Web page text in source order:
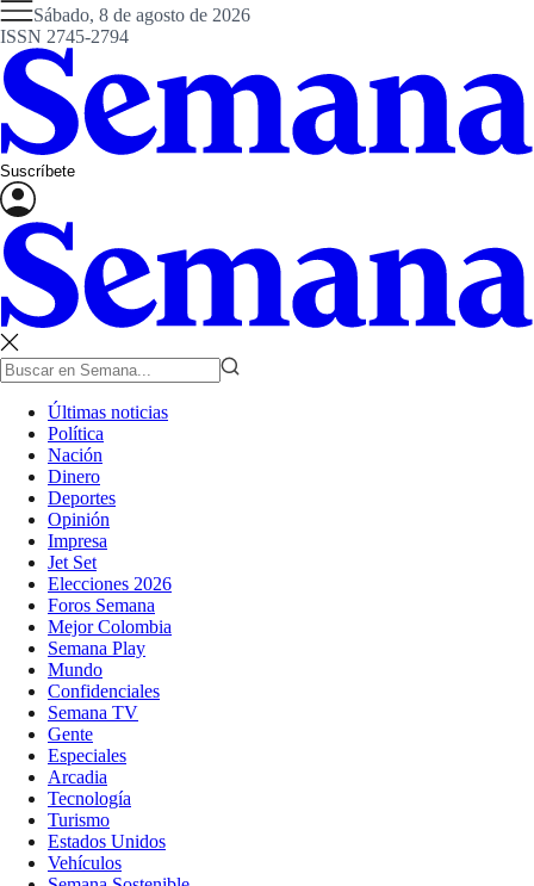
Sábado, 8 de agosto de 2026
ISSN 2745-2794
Suscríbete
Últimas noticias
Política
Nación
Dinero
Deportes
Opinión
Impresa
Jet Set
Elecciones 2026
Foros Semana
Mejor Colombia
Semana Play
Mundo
Confidenciales
Semana TV
Gente
Especiales
Arcadia
Tecnología
Turismo
Estados Unidos
Vehículos